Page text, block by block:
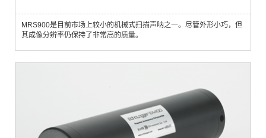
MRS900是目前市场上较小的机械式扫描声呐之一。尽管外形小巧，但
其成像分辨率仍保持了非常高的质量。